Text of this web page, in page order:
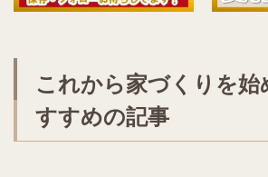
これから家づくりを始
すすめの記事